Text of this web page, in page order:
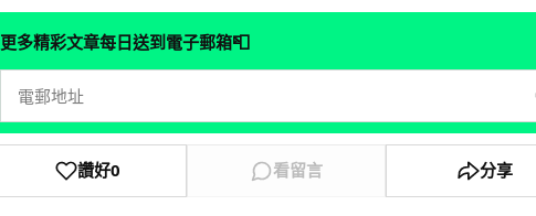
更多精彩文章每日送到電子郵箱📮
讚好0 看留言 分享